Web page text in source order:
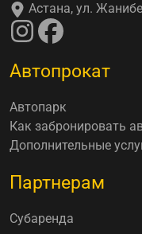
Астана, ул.
Автопрокат
Автопарк
Как забронировать
Дополнительные
Партнерам
Субаренда